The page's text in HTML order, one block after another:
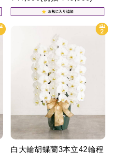
白大輪胡蝶蘭3本立42輪程